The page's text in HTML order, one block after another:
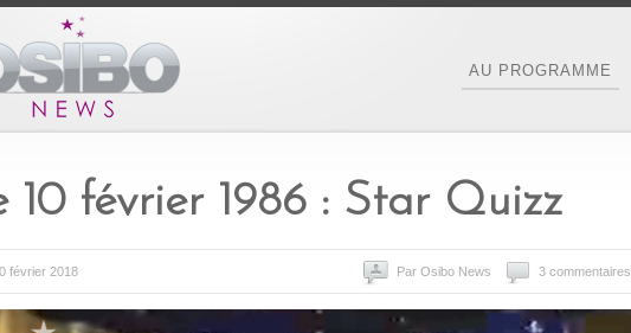
AU PROGRAMME
10 février 1986 : Star Quizz
février 2018 3 commentaires
Par Osibo News